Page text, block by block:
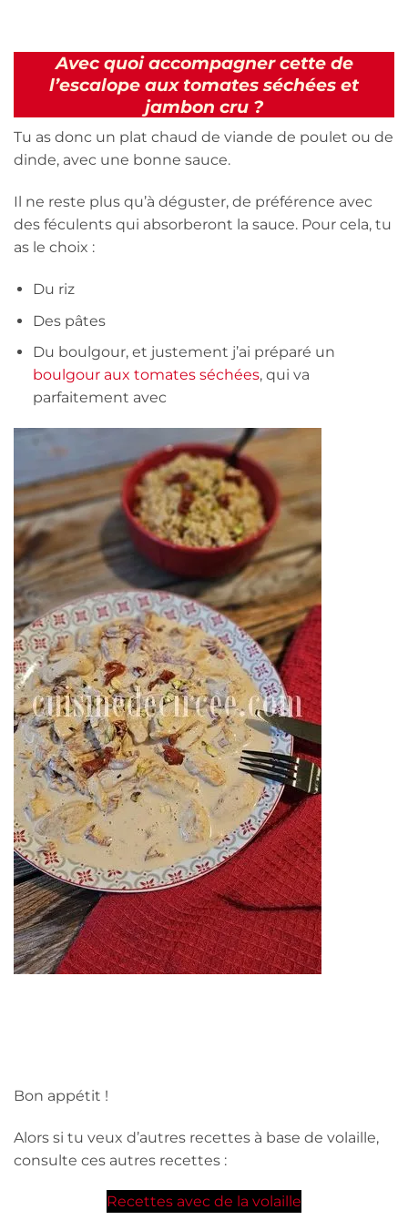
Avec quoi accompagner cette de
l’escalope aux tomates séchées et
jambon cru ?
Tu as donc un plat chaud de viande de poulet ou de
dinde, avec une bonne sauce.
Il ne reste plus qu’à déguster, de préférence avec
des féculents qui absorberont la sauce. Pour cela, tu
as le choix :
Du riz
Des pâtes
Du boulgour, et justement j’ai préparé un
boulgour aux tomates séchées, qui va
parfaitement avec
Bon appétit !
Alors si tu veux d’autres recettes à base de volaille,
consulte ces autres recettes :
Recettes avec de la volaille